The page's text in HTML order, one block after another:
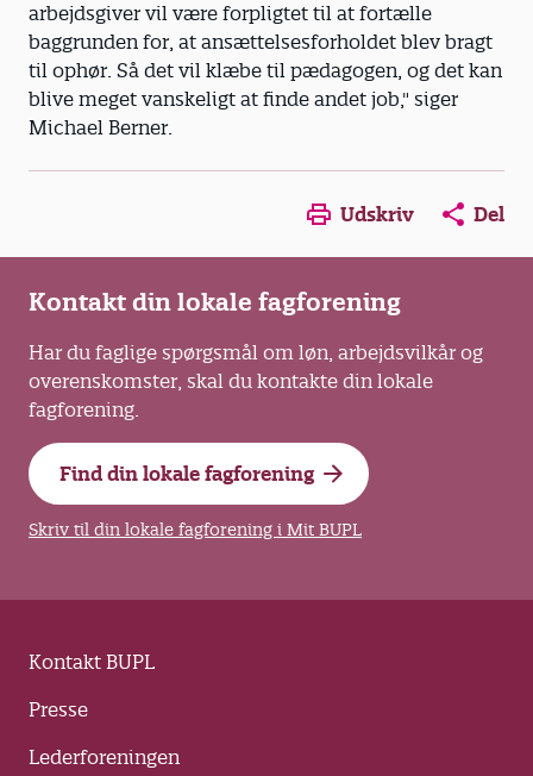
arbejdsgiver vil være forpligtet til at fortælle
baggrunden for, at ansættelsesforholdet blev bragt
til ophør. Så det vil klæbe til pædagogen, og det kan
blive meget vanskeligt at finde andet job," siger
Michael Berner.
Opens in a new window
Opens in a new
Opens in
Udskriv Del
Kontakt din lokale fagforening
Har du faglige spørgsmål om løn, arbejdsvilkår og
overenskomster, skal du kontakte din lokale
fagforening.
Find din lokale fagforening
Skriv til din lokale fagforening i Mit BUPL
Kontakt BUPL
Presse
Lederforeningen